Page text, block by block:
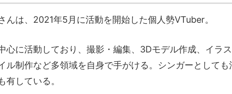
んは、2021年5月に活動を開始した個人勢VTuber。
心に活動しており、撮影・編集、3Dモデル作成、イラ
ル制作など多領域を自身で手がける。シンガーとしても
有している。